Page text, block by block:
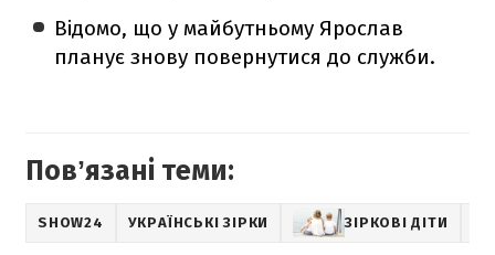
Відомо, що у майбутньому Ярослав
планує знову повернутися до служби.
Повʼязані теми:
SHOW24 УКРАЇНСЬКІ ЗІРКИ ЗІРКОВІ ДІТИ